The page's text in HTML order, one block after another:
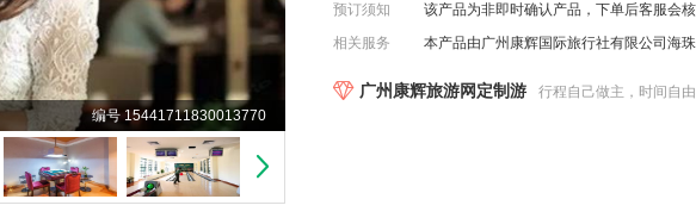
编号 15441711830013770
预订须知
该产品为非即时确认产品，下单后客服会
相关服务
本产品由广州康辉国际旅行社有限公司海
广州康辉旅游网定制游 行程自己做主，时间自